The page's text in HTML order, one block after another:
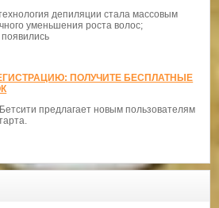
депиляции стала массовым
уменьшения роста волос;
ПОЛУЧИТЕ БЕСПЛАТНЫЕ
предлагает новым пользователям